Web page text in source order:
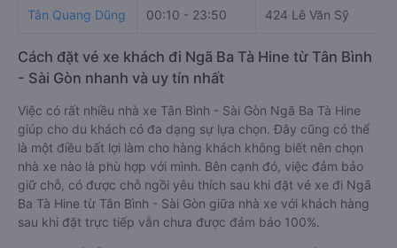
Tân Quang Dũng 00:10 - 23:50 424 Lê Văn Sỹ
Cách đặt vé xe khách đi Ngã Ba Tà Hine từ Tân Bình
- Sài Gòn nhanh và uy tín nhất
Việc có rất nhiều nhà xe Tân Bình - Sài Gòn Ngã Ba Tà Hine
giúp cho du khách có đa dạng sự lựa chọn. Đây cũng có thể
là một điều bất lợi làm cho hàng khách không biết nên chọn
nhà xe nào là phù hợp với mình. Bên cạnh đó, việc đảm bảo
giữ chỗ, có được chỗ ngồi yêu thích sau khi đặt vé xe đi Ngã
Ba Tà Hine từ Tân Bình - Sài Gòn giữa nhà xe với khách hàng
sau khi đặt trực tiếp vẫn chưa được đảm bảo 100%.